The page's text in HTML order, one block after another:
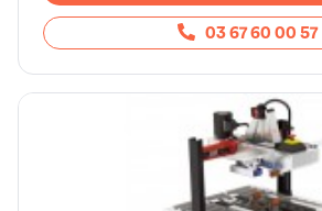
03 67 60 00 57